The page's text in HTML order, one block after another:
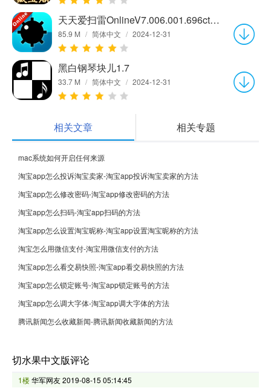
天天爱扫雷OnlineV7.006.001.696ctch1
85.9 M / 简体中文 / 2024-12-31
黑白钢琴块儿1.7
33.7 M / 简体中文 / 2024-12-31
相关文章 相关专题
mac系统如何开启任何来源
淘宝app怎么投诉淘宝卖家-淘宝app投诉淘宝卖家的方法
淘宝app怎么修改密码-淘宝app修改密码的方法
淘宝app怎么扫码-淘宝app扫码的方法
淘宝app怎么设置淘宝昵称-淘宝app设置淘宝昵称的方法
淘宝怎么用微信支付-淘宝用微信支付的方法
淘宝app怎么看交易快照-淘宝app看交易快照的方法
淘宝app怎么锁定账号-淘宝app锁定账号的方法
淘宝app怎么调大字体-淘宝app调大字体的方法
腾讯新闻怎么收藏新闻-腾讯新闻收藏新闻的方法
切水果中文版评论
1楼华军网友2019-08-15 05:14:45